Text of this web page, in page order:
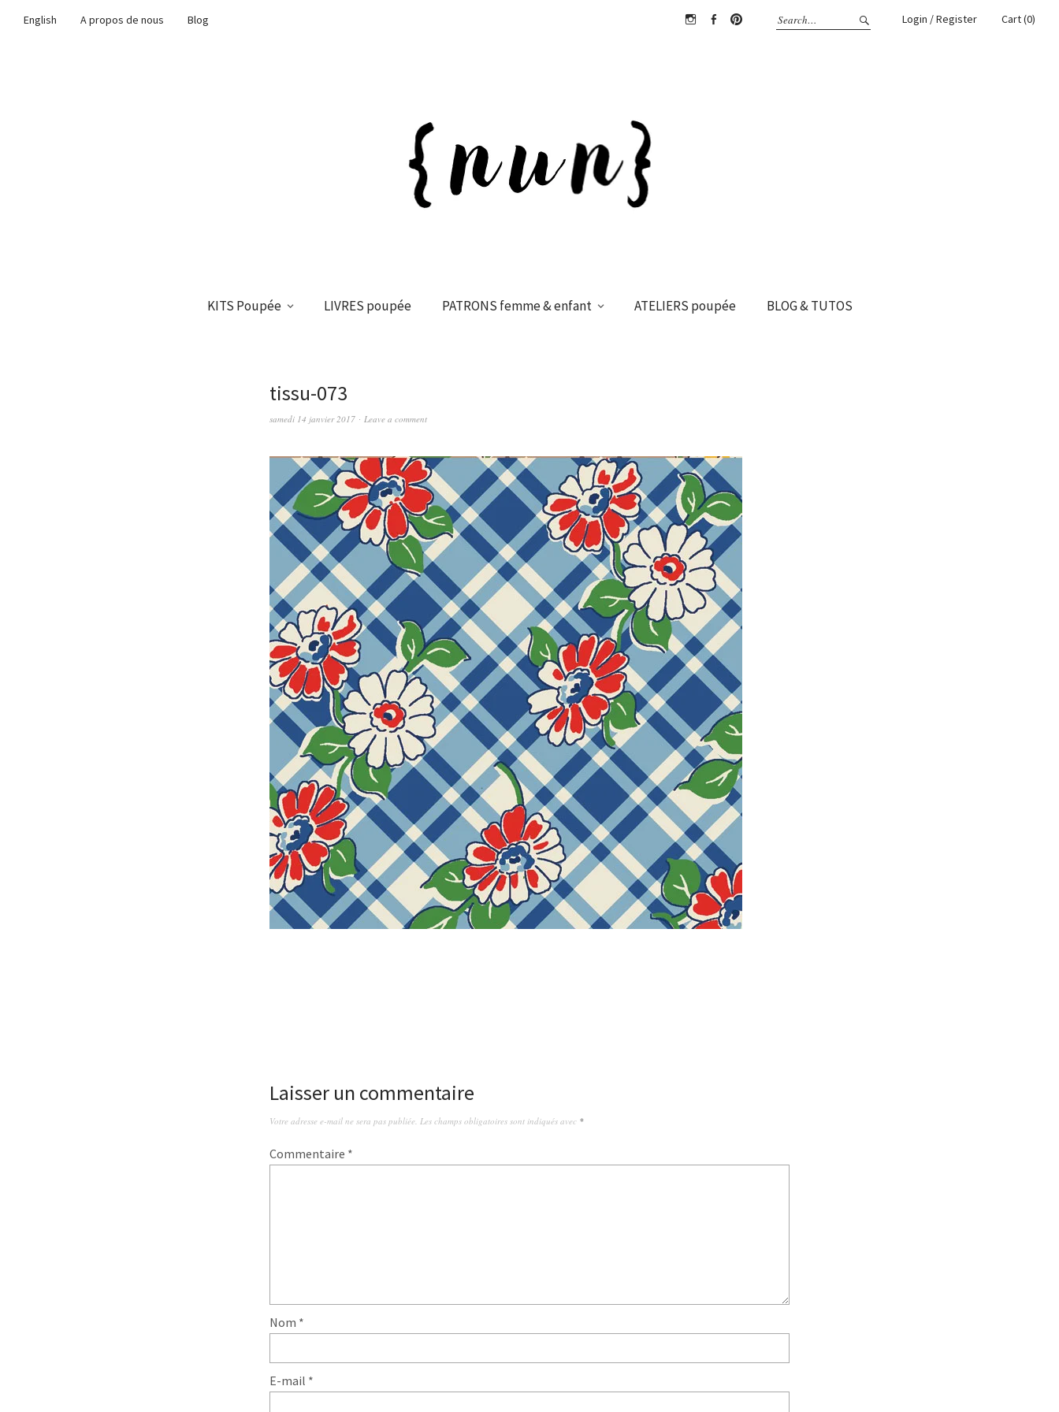
English A propos de nous
Blog
Login / Register Cart (0)
KITS Poupée LIVRES poupée PATRONS femme & enfant ATELIERS poupée BLOG & TUTOS
tissu-073
samedi 14 janvier 2017 Leave a comment
Laisser un commentaire
Votre adresse e-mail ne sera pas publiée. Les champs obligatoires sont indiqués avec *
Commentaire *
Nom *
E-mail *